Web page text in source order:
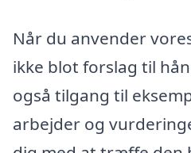
Når du anvender
ikke blot forslag til
også tilgang til
arbejder og